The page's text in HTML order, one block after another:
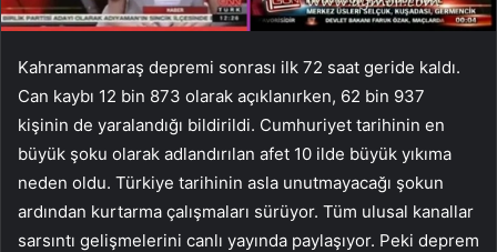
Kahramanmaraş depremi sonrası ilk 72 saat geride kaldı.
Can kaybı 12 bin 873 olarak açıklanırken, 62 bin 937
kişinin de yaralandığı bildirildi. Cumhuriyet tarihinin en
büyük şoku olarak adlandırılan afet 10 ilde büyük yıkıma
neden oldu. Türkiye tarihinin asla unutmayacağı şokun
ardından kurtarma çalışmaları sürüyor. Tüm ulusal kanallar
sarsıntı gelişmelerini canlı yayında paylaşıyor. Peki deprem